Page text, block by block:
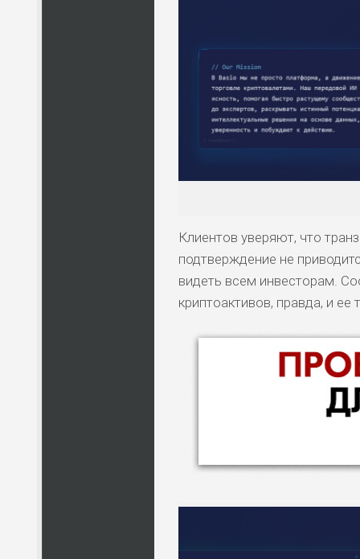
Клиентов уверяют, что
подтверждение не
видеть всем инвесторам.
криптоактивов, правда, и